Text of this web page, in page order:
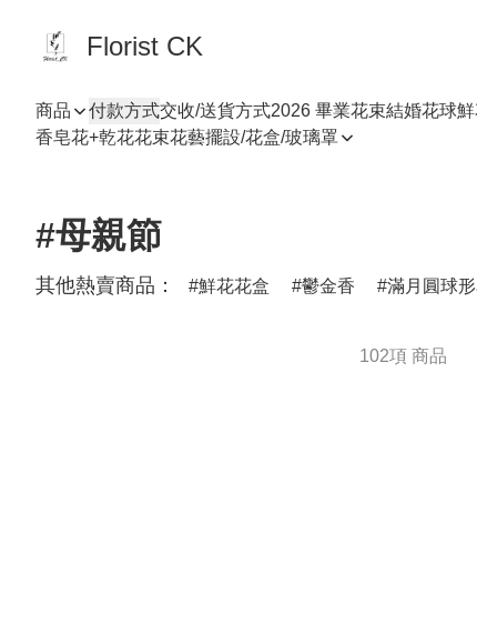
Florist CK
商品 付款方式交收/送貨方式2026 畢業花束結婚花球
香皂花+乾花花束花藝擺設/花盒/玻璃罩
#母親節
其他熱賣商品： 鮮花花盒 鬱金香 滿月圓球
102項 商品